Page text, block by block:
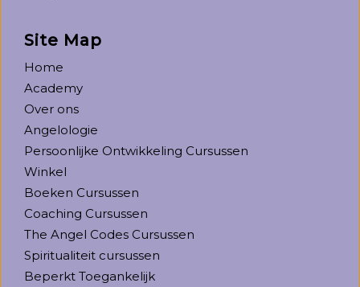
Site Map
Home
Academy
Over ons
Angelologie
Persoonlijke Ontwikkeling Cursussen
Winkel
Boeken Cursussen
Coaching Cursussen
The Angel Codes Cursussen
Spiritualiteit cursussen
Beperkt Toegankelijk